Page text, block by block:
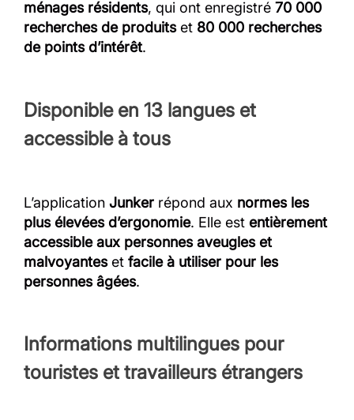
ménages résidents, qui ont enregistré 70 000
recherches de produitset 80 000 recherches
de points d’intérêt.
Disponible en 13 langues et
accessible à tous
L’application Junker répond aux normes les
plus élevées d’ergonomie. Elle est entièrement
accessible aux personnes aveugles et
malvoyanteset facile à utiliser pour les
personnes âgées.
Informations multilingues pour
touristes et travailleurs étrangers